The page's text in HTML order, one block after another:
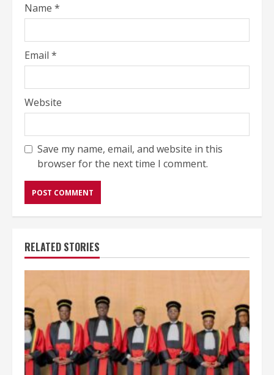
Name *
Email *
Website
Save my name, email, and website in this
browser for the next time I comment.
RELATED STORIES